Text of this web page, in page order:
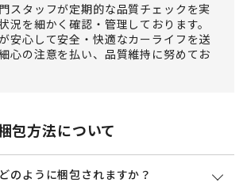
スタッフが定期的な品質チェックを実
況を細かく確認・管理しております。
安心して安全・快適なカーライフを送
心の注意を払い、品質維持に努めてお
包方法について
のように梱包されますか？